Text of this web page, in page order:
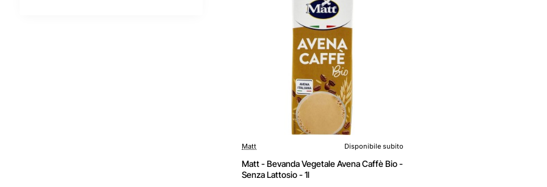
Matt Disponibile subito
Matt - Bevanda Vegetale Avena Caffè Bio -
Senza Lattosio - 1l